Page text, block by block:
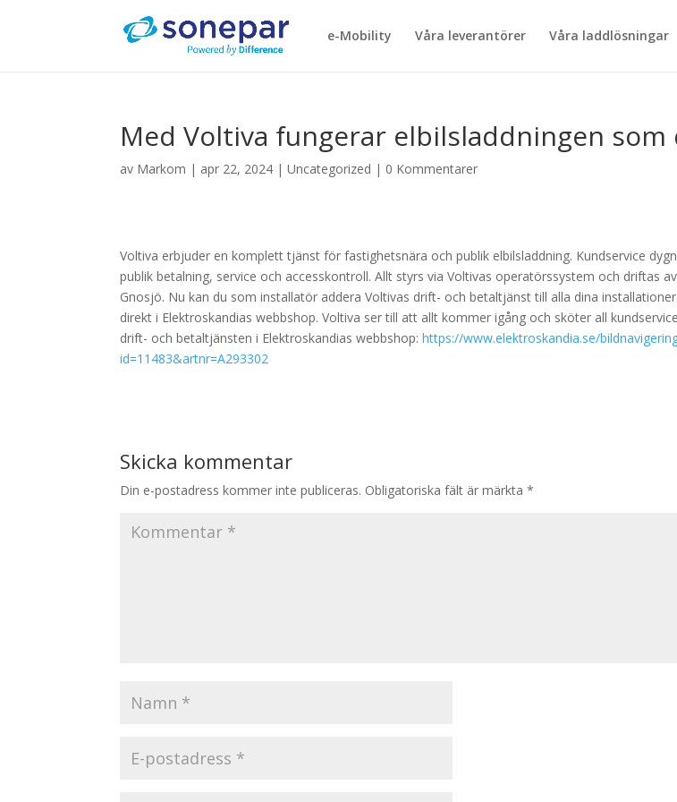
e-Mobility Våra leverantörer Våra laddlösningar
Med Voltiva fungerar elbilsladdningen som
av Markom | apr 22, 2024 |Uncategorized | 0 Kommentarer
Voltiva erbjuder en komplett tjänst för fastighetsnära och publik elbilsladdning. Kundservice
publik betalning, service och accesskontroll. Allt styrs via Voltivas operatörssystem och driftas
Gnosjö. Nu kan du som installatör addera Voltivas drift- och betaltjänst till alla dina
direkt i Elektroskandias webbshop. Voltiva ser till att allt kommer igång och sköter all
drift- och betaltjänsten i Elektroskandias webbshop:https://www.elektroskandia.se/
id=11483&artnr=A293302
Skicka kommentar
Din e-postadress kommer inte publiceras. Obligatoriska fält är märkta*